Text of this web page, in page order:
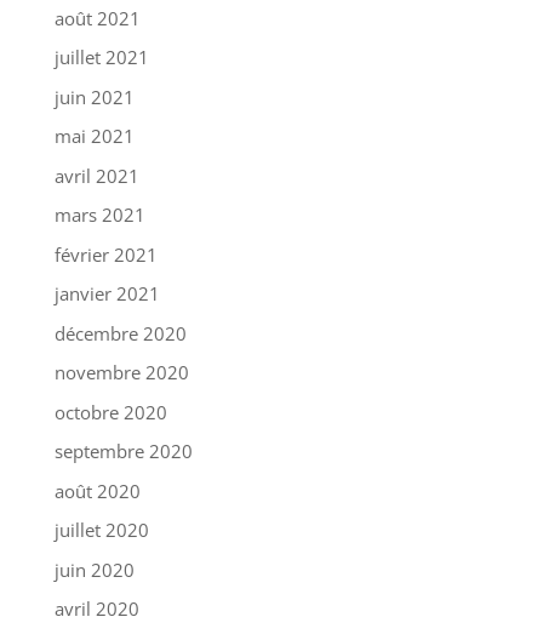
août 2021
juillet 2021
juin 2021
mai 2021
avril 2021
mars 2021
février 2021
janvier 2021
décembre 2020
novembre 2020
octobre 2020
septembre 2020
août 2020
juillet 2020
juin 2020
avril 2020